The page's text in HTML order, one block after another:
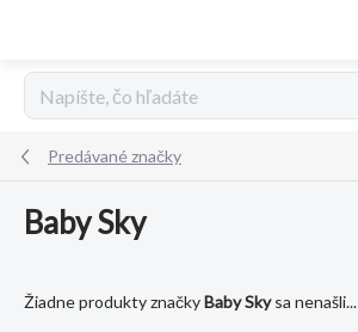
Predávané značky
Baby Sky
Žiadne produkty značkyBaby Skysa nenašli...